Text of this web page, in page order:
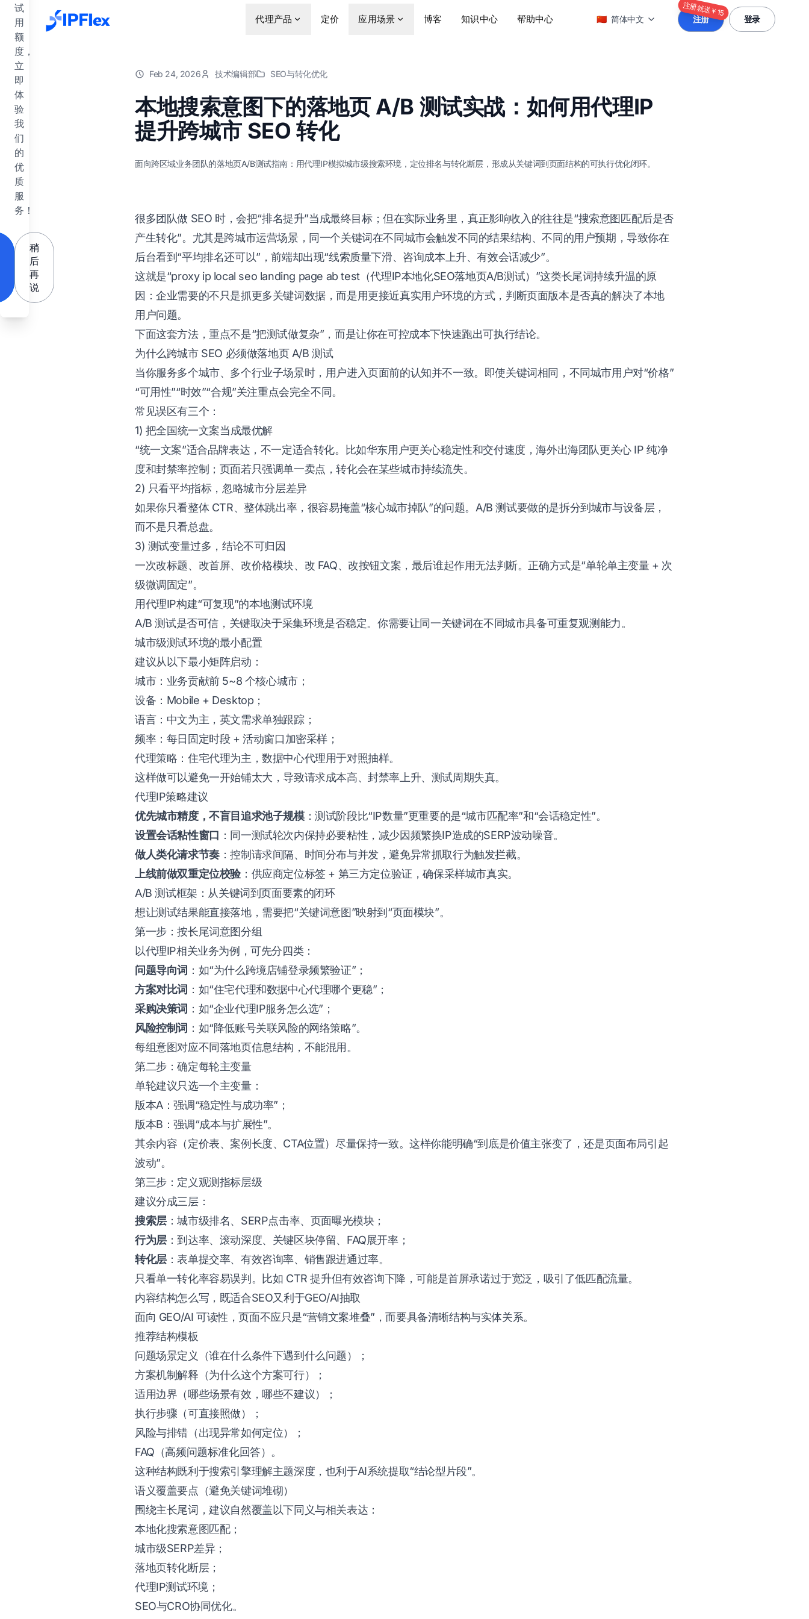
试
用
额
度，
立
即
体
验
我
们
的
优
质
服
务！
稍
后
再
说
跳到主要内容
代理产品 定价 应用场景 博客 知识中心 帮助中心 🇨🇳 简体中文 注册
注册就送￥15
登录
Feb 24, 2026 技术编辑部 SEO与转化优化
本地搜索意图下的落地页 A/B 测试实战：如何用代理IP
提升跨城市 SEO 转化
面向跨区域业务团队的落地页A/B测试指南：用代理IP模拟城市级搜索环境，定位排名与转化断层，形成从关键词到页面结构的可执行优化闭环。
很多团队做 SEO 时，会把“排名提升”当成最终目标；但在实际业务里，真正影响收入的往往是“搜索意图匹配后是否
产生转化”。尤其是跨城市运营场景，同一个关键词在不同城市会触发不同的结果结构、不同的用户预期，导致你在
后台看到“平均排名还可以”，前端却出现“线索质量下滑、咨询成本上升、有效会话减少”。
这就是“proxy ip local seo landing page ab test（代理IP本地化SEO落地页A/B测试）”这类长尾词持续升温的原
因：企业需要的不只是抓更多关键词数据，而是用更接近真实用户环境的方式，判断页面版本是否真的解决了本地
用户问题。
下面这套方法，重点不是“把测试做复杂”，而是让你在可控成本下快速跑出可执行结论。
为什么跨城市 SEO 必须做落地页 A/B 测试
当你服务多个城市、多个行业子场景时，用户进入页面前的认知并不一致。即使关键词相同，不同城市用户对“价格”
“可用性”“时效”“合规”关注重点会完全不同。
常见误区有三个：
1) 把全国统一文案当成最优解
“统一文案”适合品牌表达，不一定适合转化。比如华东用户更关心稳定性和交付速度，海外出海团队更关心 IP 纯净
度和封禁率控制；页面若只强调单一卖点，转化会在某些城市持续流失。
2) 只看平均指标，忽略城市分层差异
如果你只看整体 CTR、整体跳出率，很容易掩盖“核心城市掉队”的问题。A/B 测试要做的是拆分到城市与设备层，
而不是只看总盘。
3) 测试变量过多，结论不可归因
一次改标题、改首屏、改价格模块、改 FAQ、改按钮文案，最后谁起作用无法判断。正确方式是“单轮单主变量 + 次
级微调固定”。
用代理IP构建“可复现”的本地测试环境
A/B 测试是否可信，关键取决于采集环境是否稳定。你需要让同一关键词在不同城市具备可重复观测能力。
城市级测试环境的最小配置
建议从以下最小矩阵启动：
城市：业务贡献前 5~8 个核心城市；
设备：Mobile + Desktop；
语言：中文为主，英文需求单独跟踪；
频率：每日固定时段 + 活动窗口加密采样；
代理策略：住宅代理为主，数据中心代理用于对照抽样。
这样做可以避免一开始铺太大，导致请求成本高、封禁率上升、测试周期失真。
代理IP策略建议
优先城市精度，不盲目追求池子规模：测试阶段比“IP数量”更重要的是“城市匹配率”和“会话稳定性”。
设置会话粘性窗口 ：同一测试轮次内保持必要粘性，减少因频繁换IP造成的SERP波动噪音。
做人类化请求节奏：控制请求间隔、时间分布与并发，避免异常抓取行为触发拦截。
上线前做双重定位校验：供应商定位标签 + 第三方定位验证，确保采样城市真实。
A/B 测试框架：从关键词到页面要素的闭环
想让测试结果能直接落地，需要把“关键词意图”映射到“页面模块”。
第一步：按长尾词意图分组
以代理IP相关业务为例，可先分四类：
问题导向词 ：如“为什么跨境店铺登录频繁验证”；
方案对比词 ：如“住宅代理和数据中心代理哪个更稳”；
采购决策词 ：如“企业代理IP服务怎么选”；
风险控制词 ：如“降低账号关联风险的网络策略”。
每组意图对应不同落地页信息结构，不能混用。
第二步：确定每轮主变量
单轮建议只选一个主变量：
版本A：强调“稳定性与成功率”；
版本B：强调“成本与扩展性”。
其余内容（定价表、案例长度、CTA位置）尽量保持一致。这样你能明确“到底是价值主张变了，还是页面布局引起
波动”。
第三步：定义观测指标层级
建议分成三层：
搜索层：城市级排名、SERP点击率、页面曝光模块；
行为层：到达率、滚动深度、关键区块停留、FAQ展开率；
转化层：表单提交率、有效咨询率、销售跟进通过率。
只看单一转化率容易误判。比如 CTR 提升但有效咨询下降，可能是首屏承诺过于宽泛，吸引了低匹配流量。
内容结构怎么写，既适合SEO又利于GEO/AI抽取
面向 GEO/AI 可读性，页面不应只是“营销文案堆叠”，而要具备清晰结构与实体关系。
推荐结构模板
问题场景定义（谁在什么条件下遇到什么问题）；
方案机制解释（为什么这个方案可行）；
适用边界（哪些场景有效，哪些不建议）；
执行步骤（可直接照做）；
风险与排错（出现异常如何定位）；
FAQ（高频问题标准化回答）。
这种结构既利于搜索引擎理解主题深度，也利于AI系统提取“结论型片段”。
语义覆盖要点（避免关键词堆砌）
围绕主长尾词，建议自然覆盖以下同义与相关表达：
本地化搜索意图匹配；
城市级SERP差异；
落地页转化断层；
代理IP测试环境；
SEO与CRO协同优化。